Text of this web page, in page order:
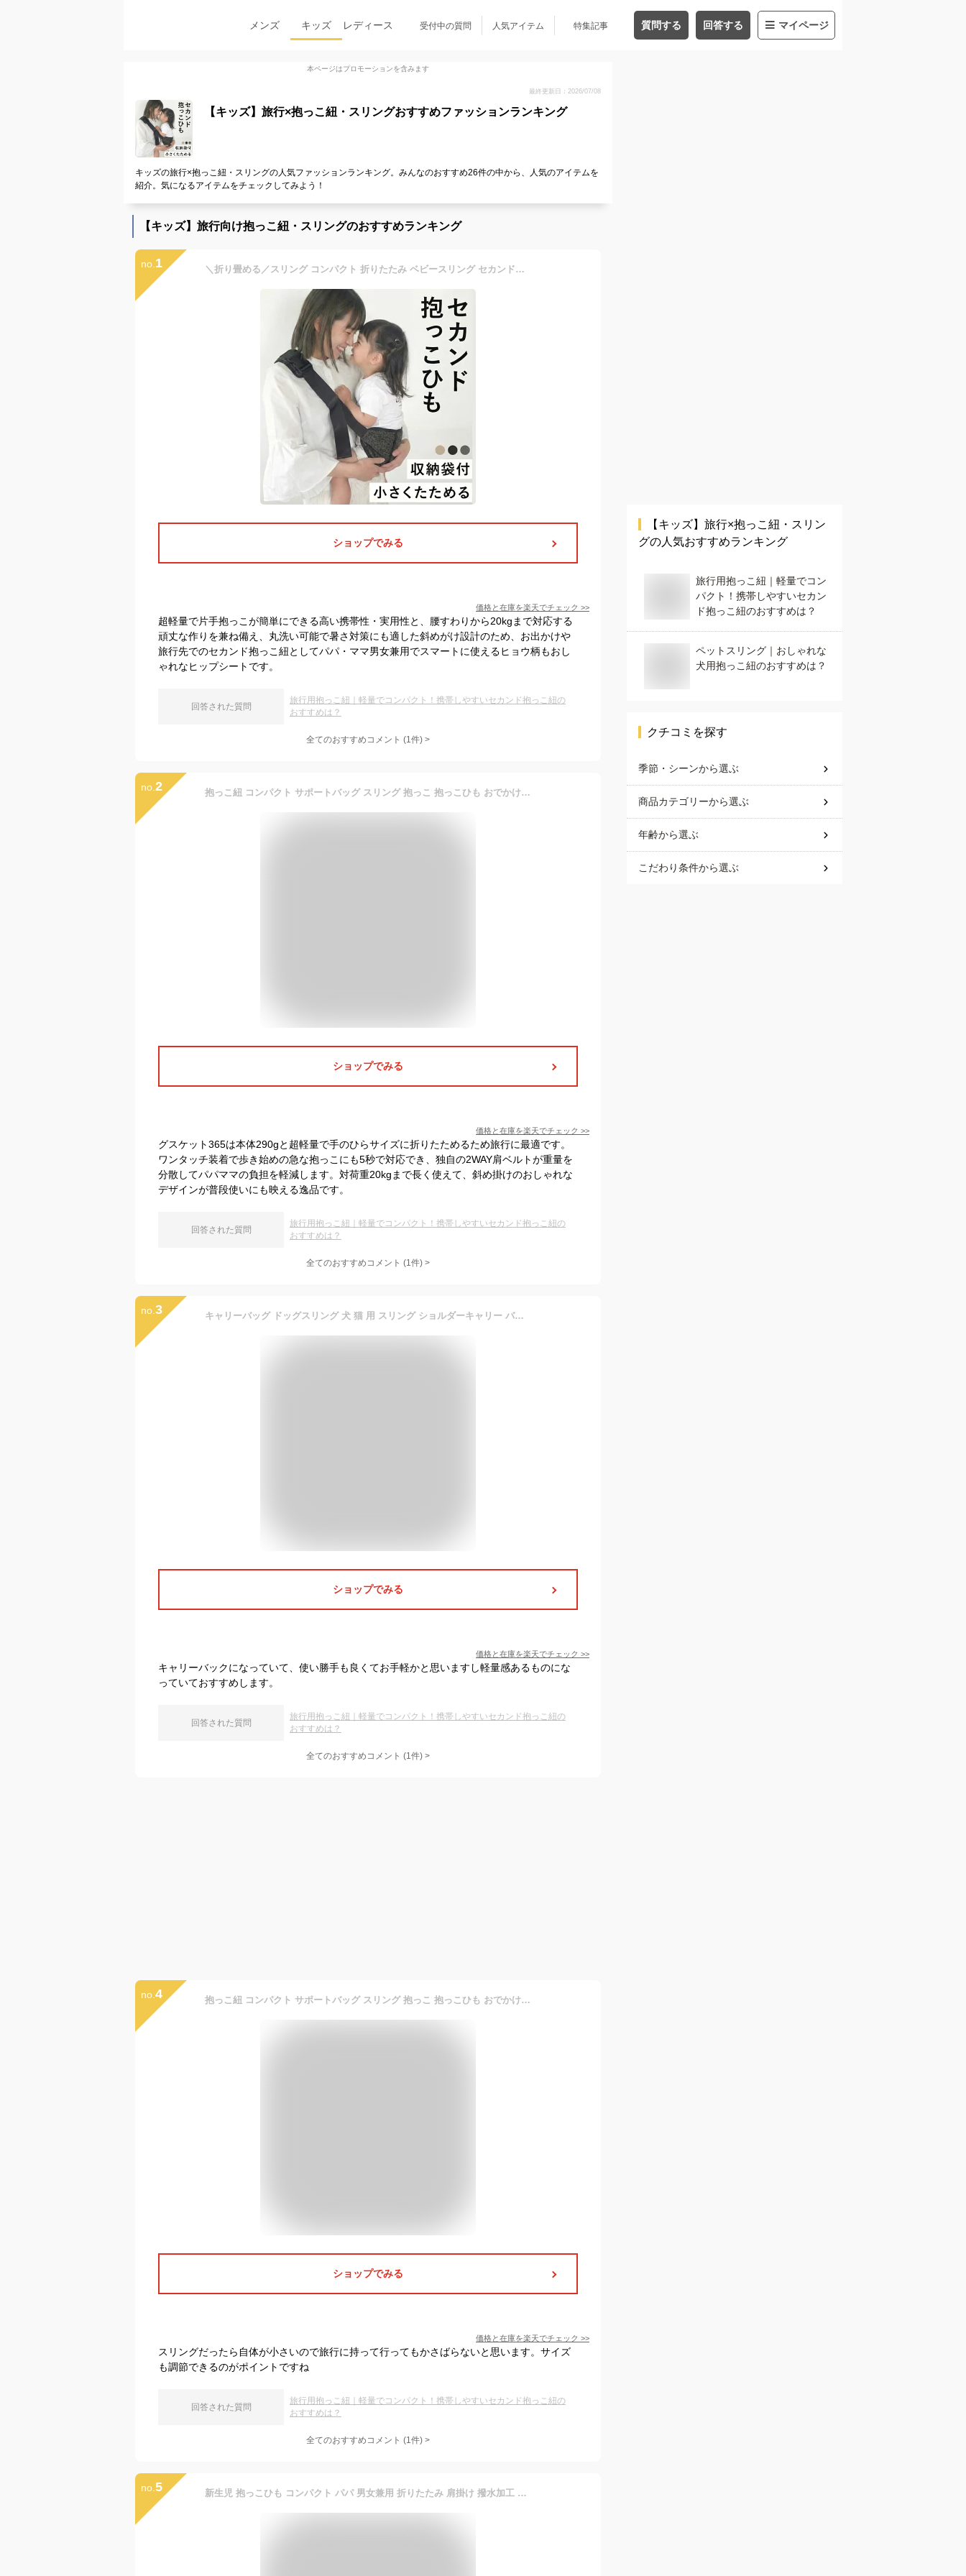
メンズ キッズ レディース 受付中の質問 人気アイテム 特集記事 質問する 回答する マイページ
本ページはプロモーションを含みます
最終更新日：2026/07/08
【キッズ】旅行×抱っこ紐・スリングおすすめファッションランキング
キッズの旅行×抱っこ紐・スリングの人気ファッションランキング。みんなのおすすめ26件の中から、人気のアイテムを
紹介。気になるアイテムをチェックしてみよう！
【キッズ】旅行向け抱っこ紐・スリングのおすすめランキング
no. 1 ＼折り畳める／スリング コンパクト 折りたたみ ベビースリング セカンド抱っこ紐 セカンド抱っこひも 抱っこ紐 抱っこひも だっこひも セカンド ヒップシート 簡単 超軽量 洗える 腰すわり〜20kgまで 暑さ対策 片手抱っこ 男女兼用 斜めがけ 旅行 ヒョウ柄 パパ
ショップでみる
価格と在庫を楽天でチェック >>
超軽量で片手抱っこが簡単にできる高い携帯性・実用性と、腰すわりから20kgまで対応する
頑丈な作りを兼ね備え、丸洗い可能で暑さ対策にも適した斜めがけ設計のため、お出かけや
旅行先でのセカンド抱っこ紐としてパパ・ママ男女兼用でスマートに使えるヒョウ柄もおし
ゃれなヒップシートです。
回答された質問
旅行用抱っこ紐｜軽量でコンパクト！携帯しやすいセカンド抱っこ紐の
おすすめは？
全てのおすすめコメント (1件) >
no. 2 抱っこ紐 コンパクト サポートバッグ スリング 抱っこ 抱っこひも おでかけ 片手抱っこ 旅行 便利 出産準備 出産祝い プレゼント おしゃれ 斜め掛け ベビーキャリア 肩キャリア ヒップシート パパママ兼用 コンパクト 軽量でコンパクト 抱っこ
ショップでみる
価格と在庫を楽天でチェック >>
グスケット365は本体290gと超軽量で手のひらサイズに折りたためるため旅行に最適です。
ワンタッチ装着で歩き始めの急な抱っこにも5秒で対応でき、独自の2WAY肩ベルトが重量を
分散してパパママの負担を軽減します。対荷重20kgまで長く使えて、斜め掛けのおしゃれな
デザインが普段使いにも映える逸品です。
回答された質問
旅行用抱っこ紐｜軽量でコンパクト！携帯しやすいセカンド抱っこ紐の
おすすめは？
全てのおすすめコメント (1件) >
no. 3 キャリーバッグ ドッグスリング 犬 猫 用 スリング ショルダーキャリー バッグスリング ペット 抱っこ紐 小型犬 中型犬 飛び出し防止 キャリー ペット グッズ 軽量 刺繡 バッグ おしゃれ 病院 携帯 帰省 旅行 送料無料
ショップでみる
価格と在庫を楽天でチェック >>
キャリーバックになっていて、使い勝手も良くてお手軽かと思いますし軽量感あるものにな
っていておすすめします。
回答された質問
旅行用抱っこ紐｜軽量でコンパクト！携帯しやすいセカンド抱っこ紐の
おすすめは？
全てのおすすめコメント (1件) >
no. 4 抱っこ紐 コンパクト サポートバッグ スリング 抱っこ 抱っこひも おでかけ 片手抱っこ 旅行 便利 出産準備 出産祝い プレゼント おしゃれ 斜め掛け ベビーキャリア 肩キャリア ヒップシート パパママ兼用 コンパクト 軽量でコンパクト 抱っこ 前向き抱っこ サイズ調節可能
ショップでみる
価格と在庫を楽天でチェック >>
スリングだったら自体が小さいので旅行に持って行ってもかさばらないと思います。サイズ
も調節できるのがポイントですね
回答された質問
旅行用抱っこ紐｜軽量でコンパクト！携帯しやすいセカンド抱っこ紐の
おすすめは？
全てのおすすめコメント (1件) >
no. 5 新生児 抱っこひも コンパクト パパ 男女兼用 折りたたみ 肩掛け 撥水加工 滑り止め 耐荷重 軽量 軽い ベビー用品 お出かけ 出産祝い 幼児 旅行 ギフト 1歳 2歳 3歳 ママ ベビースリング
【キッズ】 旅行×抱っこ紐・スリン
グの人気おすすめランキング
旅行用抱っこ紐｜軽量でコン
パクト！携帯しやすいセカン
ド抱っこ紐のおすすめは？
ペットスリング｜おしゃれな
犬用抱っこ紐のおすすめは？
クチコミを探す
季節・シーンから選ぶ
商品カテゴリーから選ぶ
年齢から選ぶ
こだわり条件から選ぶ